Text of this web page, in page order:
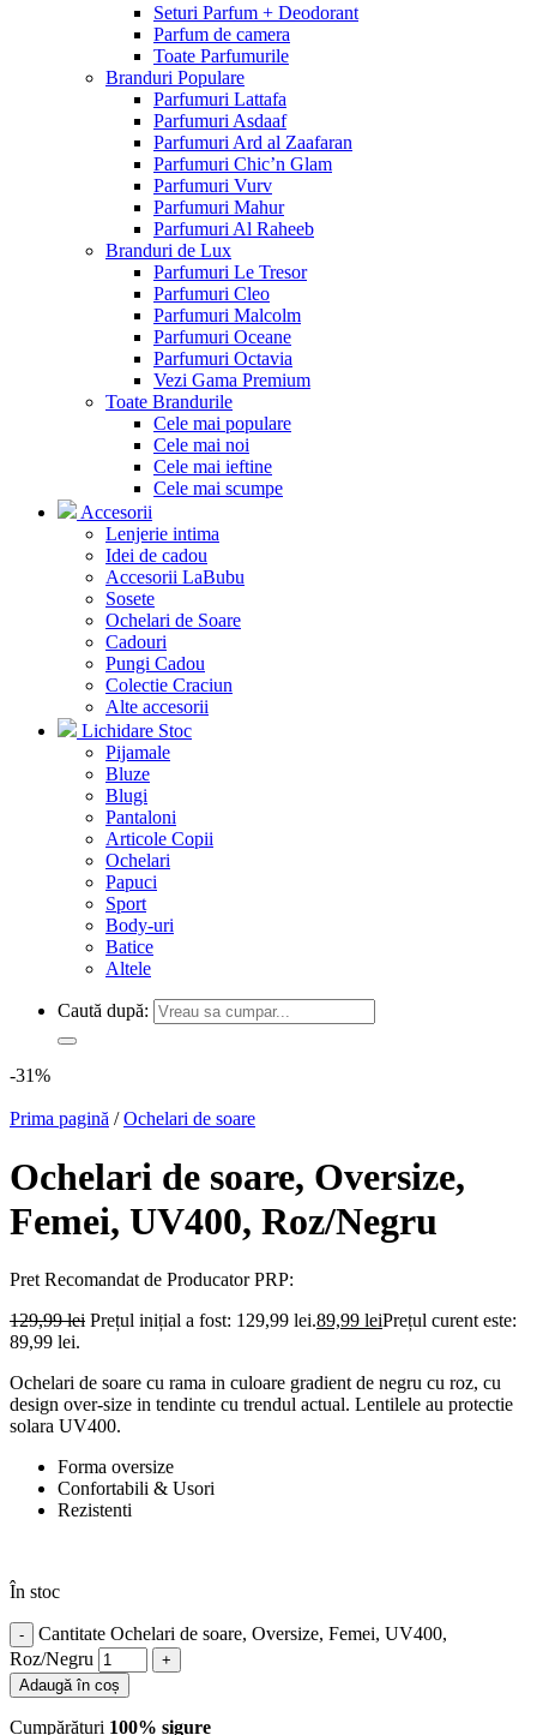
Seturi Parfum + Deodorant
Parfum de camera
Toate Parfumurile
Branduri Populare
Parfumuri Lattafa
Parfumuri Asdaaf
Parfumuri Ard al Zaafaran
Parfumuri Chic’n Glam
Parfumuri Vurv
Parfumuri Mahur
Parfumuri Al Raheeb
Branduri de Lux
Parfumuri Le Tresor
Parfumuri Cleo
Parfumuri Malcolm
Parfumuri Oceane
Parfumuri Octavia
Vezi Gama Premium
Toate Brandurile
Cele mai populare
Cele mai noi
Cele mai ieftine
Cele mai scumpe
Accesorii
Lenjerie intima
Idei de cadou
Accesorii LaBubu
Sosete
Ochelari de Soare
Cadouri
Pungi Cadou
Colectie Craciun
Alte accesorii
Lichidare Stoc
Pijamale
Bluze
Blugi
Pantaloni
Articole Copii
Ochelari
Papuci
Sport
Body-uri
Batice
Altele
Caută după:
-31%
Prima pagină / Ochelari de soare
Ochelari de soare, Oversize,
Femei, UV400, Roz/Negru
Pret Recomandat de ProducatorPRP:
129,99lei Prețul inițial a fost: 129,99 lei.89,99 leiPrețul curent este:
89,99 lei.
Ochelari de soare cu rama in culoare gradient de negru cu roz, cu
design over-size in tendinte cu trendul actual. Lentilele au protectie
solara UV400.
Forma oversize
Confortabili & Usori
Rezistenti
În stoc
Cantitate Ochelari de soare, Oversize, Femei, UV400,
Roz/Negru
Adaugă în coș
Cumpărături 100% sigure